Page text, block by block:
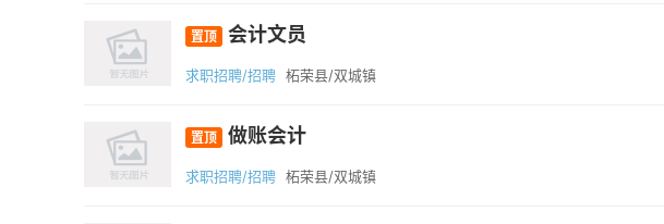
置顶 会计文员
求职招聘/招聘 柘荣县/双城镇
置顶 做账会计
求职招聘/招聘 柘荣县/双城镇